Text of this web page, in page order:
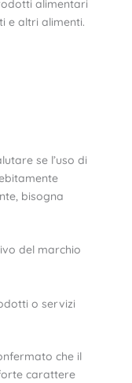
alimentari
e altri alimenti.
se l’uso di
bisogna
del marchio
o servizi
che il
forte carattere